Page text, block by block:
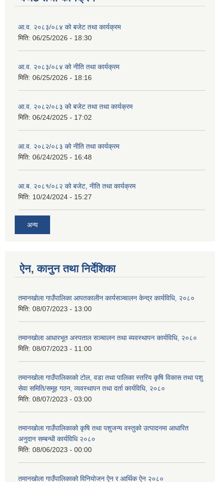
आ.व. २०८३/०८४ को बजेट तथा कार्यक्रम
मिति: 06/25/2026 - 18:30
आ.व. २०८३/०८४ को नीति तथा कार्यक्रम
मिति: 06/25/2026 - 18:16
आ.व. २०८२/०८३ को बजेट तथा तथा कार्यक्रम
मिति: 06/24/2025 - 17:02
आ.व. २०८२/०८३ को नीति तथा कार्यक्रम
मिति: 06/24/2025 - 16:48
आ.ब. २०८१/०८२ को बजेट, नीति तथा कार्यक्रम
मिति: 10/24/2024 - 15:27
अन्य
ऐन, कानुन तथा निर्देशिका
तमानखोला गाउँपालिका आपतकालीन कार्यसञ्चालन केन्द्र कार्यविधि, २०८०
मिति: 08/07/2023 - 13:00
तमानखोला आधारभूत अस्पताल सञ्चालन तथा ब्यवस्थापन कार्यविधि, २०८०
मिति: 08/07/2023 - 11:00
तमानखोला गाउँपालिकाको टोल, वडा तथा पालिका स्तरिय कृषि विकास तथा पशु
सेवा समिति/समूह गठन, व्‍यवस्थापन तथा दर्ता कार्यविधि, २०८०
मिति: 08/07/2023 - 03:00
तमानखोला गाउँपालिकाको कृषि तथा पशुजन्य वस्तुको उत्पादनमा आधारित
अनुदान सम्बन्धी कार्यविधि २०८०
मिति: 08/06/2023 - 00:00
तमानखोला गाउँपालिकाको विनियोजन ऐन र आर्थिक ऐन २०८०